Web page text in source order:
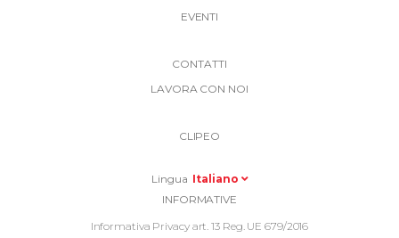
EVENTI
CONTATTI
LAVORA CON NOI
CLIPEO
Lingua Italiano
Informative
Footer
INFORMATIVE
Informativa Privacy art. 13 Reg. UE 679/2016